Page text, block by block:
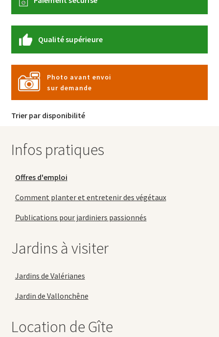
Qualité supérieure
Photo avant envoi
sur demande
Trier par disponibilité
Infos pratiques
Offres d'emploi
Comment planter et entretenir des végétaux
Publications pour jardiniers passionnés
Jardins à visiter
Jardins de Valérianes
Jardin de Vallonchêne
Location de Gîte